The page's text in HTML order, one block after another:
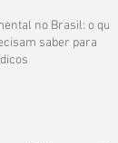
no Brasil: o que
saber para